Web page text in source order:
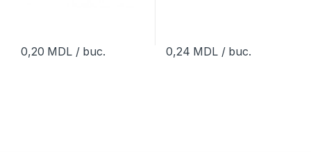
0,20 MDL/ buc. 0,24 MDL/ buc.